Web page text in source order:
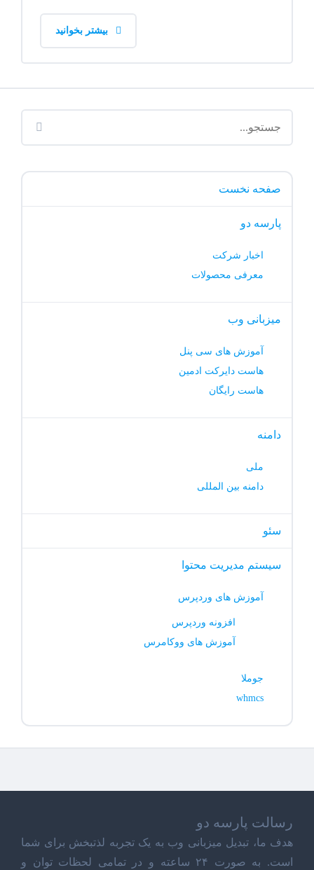
صفحه نخست
پارسه دو
اخبار شرکت
معرفی محصولات
میزبانی وب
آموزش های سی پنل
هاست دایرکت ادمین
هاست رایگان
دامنه
ملی
دامنه بین المللی
سئو
سیستم مدیریت محتوا
آموزش های وردپرس
افزونه وردپرس
آموزش های ووکامرس
جوملا
whmcs
رسالت پارسه دو
هدف ما، تبدیل میزبانی وب به یک تجربه لذتبخش برای شما
است. به صورت ۲۴ ساعته و در تمامی لحظات توان و